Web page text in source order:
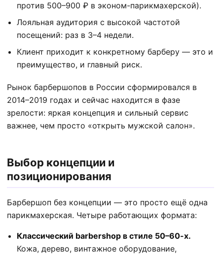
против 500–900 ₽ в эконом-парикмахерской).
Лояльная аудитория с высокой частотой
посещений: раз в 3–4 недели.
Клиент приходит к конкретному барберу — это и
преимущество, и главный риск.
Рынок барбершопов в России сформировался в
2014–2019 годах и сейчас находится в фазе
зрелости: яркая концепция и сильный сервис
важнее, чем просто «открыть мужской салон».
Выбор концепции и
позиционирования
Барбершоп без концепции — это просто ещё одна
парикмахерская. Четыре работающих формата:
Классический barbershop в стиле 50–60-х.
Кожа, дерево, винтажное оборудование,